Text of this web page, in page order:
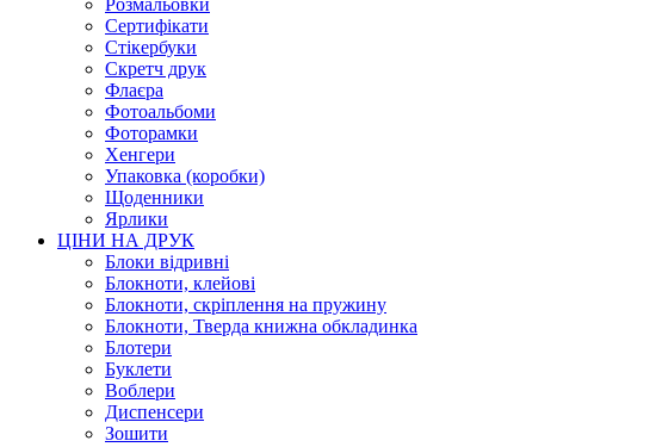
Розмальовки
Сертифікати
Стікербуки
Скретч друк
Флаєра
Фотоальбоми
Фоторамки
Хенгери
Упаковка (коробки)
Щоденники
Ярлики
ЦІНИ НА ДРУК
Блоки відривні
Блокноти, клейові
Блокноти, скріплення на пружину
Блокноти, Тверда книжна обкладинка
Блотери
Буклети
Воблери
Диспенсери
Зошити